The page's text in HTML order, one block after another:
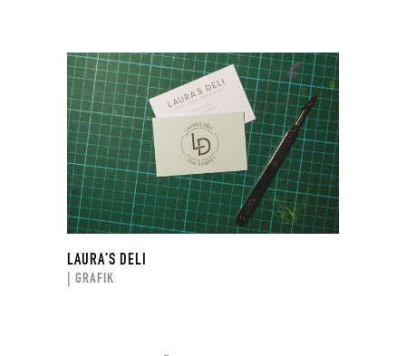
LAURA’S DELI
| GRAFIK